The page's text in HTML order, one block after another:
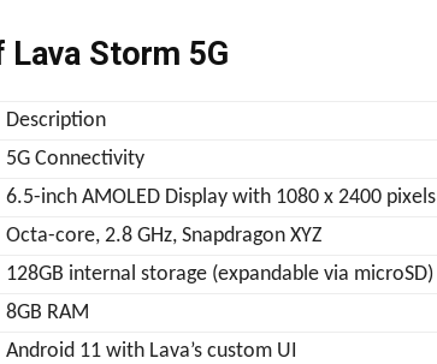
Storm 5G
Description
5G Connectivity
6.5-inch AMOLED Display with 1080 x 2400 pixels
Octa-core, 2.8 GHz, Snapdragon XYZ
128GB internal storage (expandable via microSD)
8GB RAM
Android 11 with Lava’s custom UI